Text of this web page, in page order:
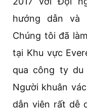
hướng dẫn và
Chúng tôi đã
tại Khu vực
qua công ty
Người khuân
dẫn viên rất dễ